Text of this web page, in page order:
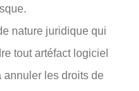
nature juridique qui
tout artéfact logiciel
annuler les droits de